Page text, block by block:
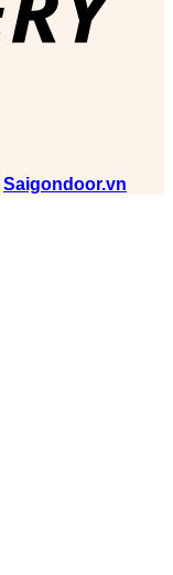
Saigondoor.vn